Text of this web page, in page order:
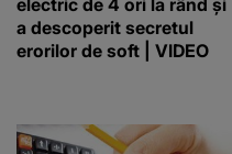
a descoperit secretul
erorilor de soft | VIDEO